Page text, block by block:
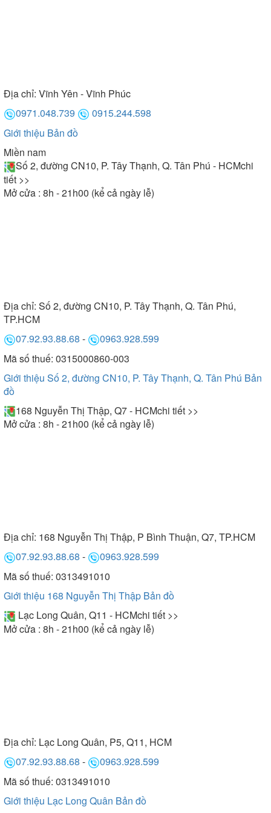
Địa chỉ: Vĩnh Yên - Vĩnh Phúc
0971.048.739
0915.244.598
Giới thiệu Bản đồ
Miền nam
Số 2, đường CN10, P. Tây Thạnh, Q. Tân Phú - HCMchi
tiết >>
Mở cửa : 8h - 21h00 (kể cả ngày lễ)
Địa chỉ: Số 2, đường CN10, P. Tây Thạnh, Q. Tân Phú,
TP.HCM
07.92.93.88.68 -
0963.928.599
Mã số thuế: 0315000860-003
Giới thiệu Số 2, đường CN10, P. Tây Thạnh, Q. Tân Phú Bản
đồ
168 Nguyễn Thị Thập, Q7 - HCMchi tiết >>
Mở cửa : 8h - 21h00 (kể cả ngày lễ)
Địa chỉ: 168 Nguyễn Thị Thập, P Bình Thuận, Q7, TP.HCM
07.92.93.88.68 -
0963.928.599
Mã số thuế: 0313491010
Giới thiệu 168 Nguyễn Thị Thập Bản đồ
Lạc Long Quân, Q11 - HCMchi tiết >>
Mở cửa : 8h - 21h00 (kể cả ngày lễ)
Địa chỉ: Lạc Long Quân, P5, Q11, HCM
07.92.93.88.68 -
0963.928.599
Mã số thuế: 0313491010
Giới thiệu Lạc Long Quân Bản đồ